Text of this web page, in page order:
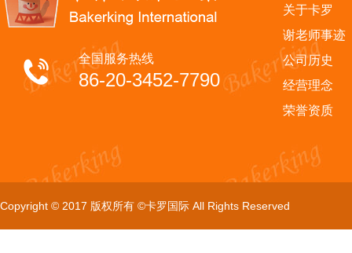
全国服务热线
86-20-3452-7790
关于卡罗
谢老师事迹
公司历史
经营理念
荣誉资质
Copyright © 2017 版权所有 ©卡罗国际 All Rights Reserved